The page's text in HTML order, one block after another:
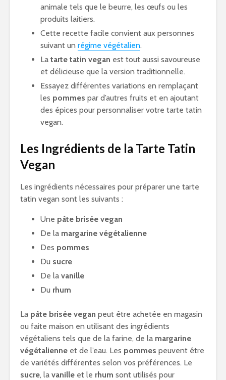
animale tels que le beurre, les œufs ou les
produits laitiers.
Cette recette facile convient aux personnes
suivant un régime végétalien.
La tarte tatin vegan est tout aussi savoureuse
et délicieuse que la version traditionnelle.
Essayez différentes variations en remplaçant
les pommes par d’autres fruits et en ajoutant
des épices pour personnaliser votre tarte tatin
vegan.
Les Ingrédients de la Tarte Tatin
Vegan
Les ingrédients nécessaires pour préparer une tarte
tatin vegan sont les suivants :
Une pâte brisée vegan
De la margarine végétalienne
Des pommes
Du sucre
De la vanille
Du rhum
La pâte brisée vegan peut être achetée en magasin
ou faite maison en utilisant des ingrédients
végétaliens tels que de la farine, de la margarine
végétalienne et de l’eau. Les pommes peuvent être
de variétés différentes selon vos préférences. Le
sucre, la vanille et le rhum sont utilisés pour